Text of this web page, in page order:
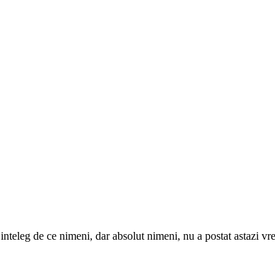
de ce nimeni, dar absolut nimeni, nu a postat astazi